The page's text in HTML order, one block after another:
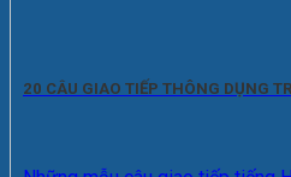
20 CÂU GIAO TIẾP THÔNG DỤNG